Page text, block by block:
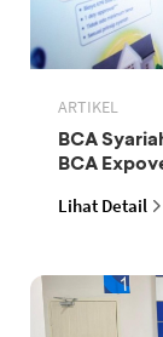
ARTIKEL
BCA
BCA
Lihat Detail